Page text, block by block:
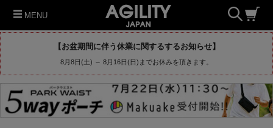
MENU
【お盆期間に伴う休業に関するするお知らせ】
8月8日(土) ～ 8月16日(日)までお休みを頂きます。